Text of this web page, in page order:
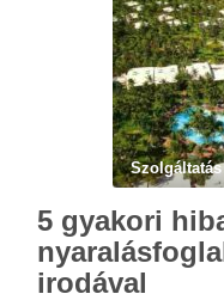
Szolgáltatás
5 gyakori
irodával